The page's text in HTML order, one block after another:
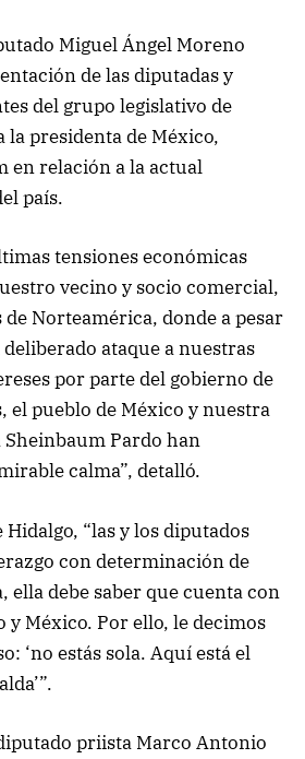
Miguel Ángel Moreno
de las diputadas y
del grupo legislativo de
la presidenta de México,
en relación a la actual
país.
tensiones económicas
vecino y socio comercial,
de Norteamérica, donde a pesar
deliberado ataque a nuestras
por parte del gobierno de
el pueblo de México y nuestra
Pardo han
calma”, detalló.
Hidalgo, “las y los diputados
con determinación de
ella debe saber que cuenta con
y México. Por ello, le decimos
‘no estás sola. Aquí está el
priista Marco Antonio